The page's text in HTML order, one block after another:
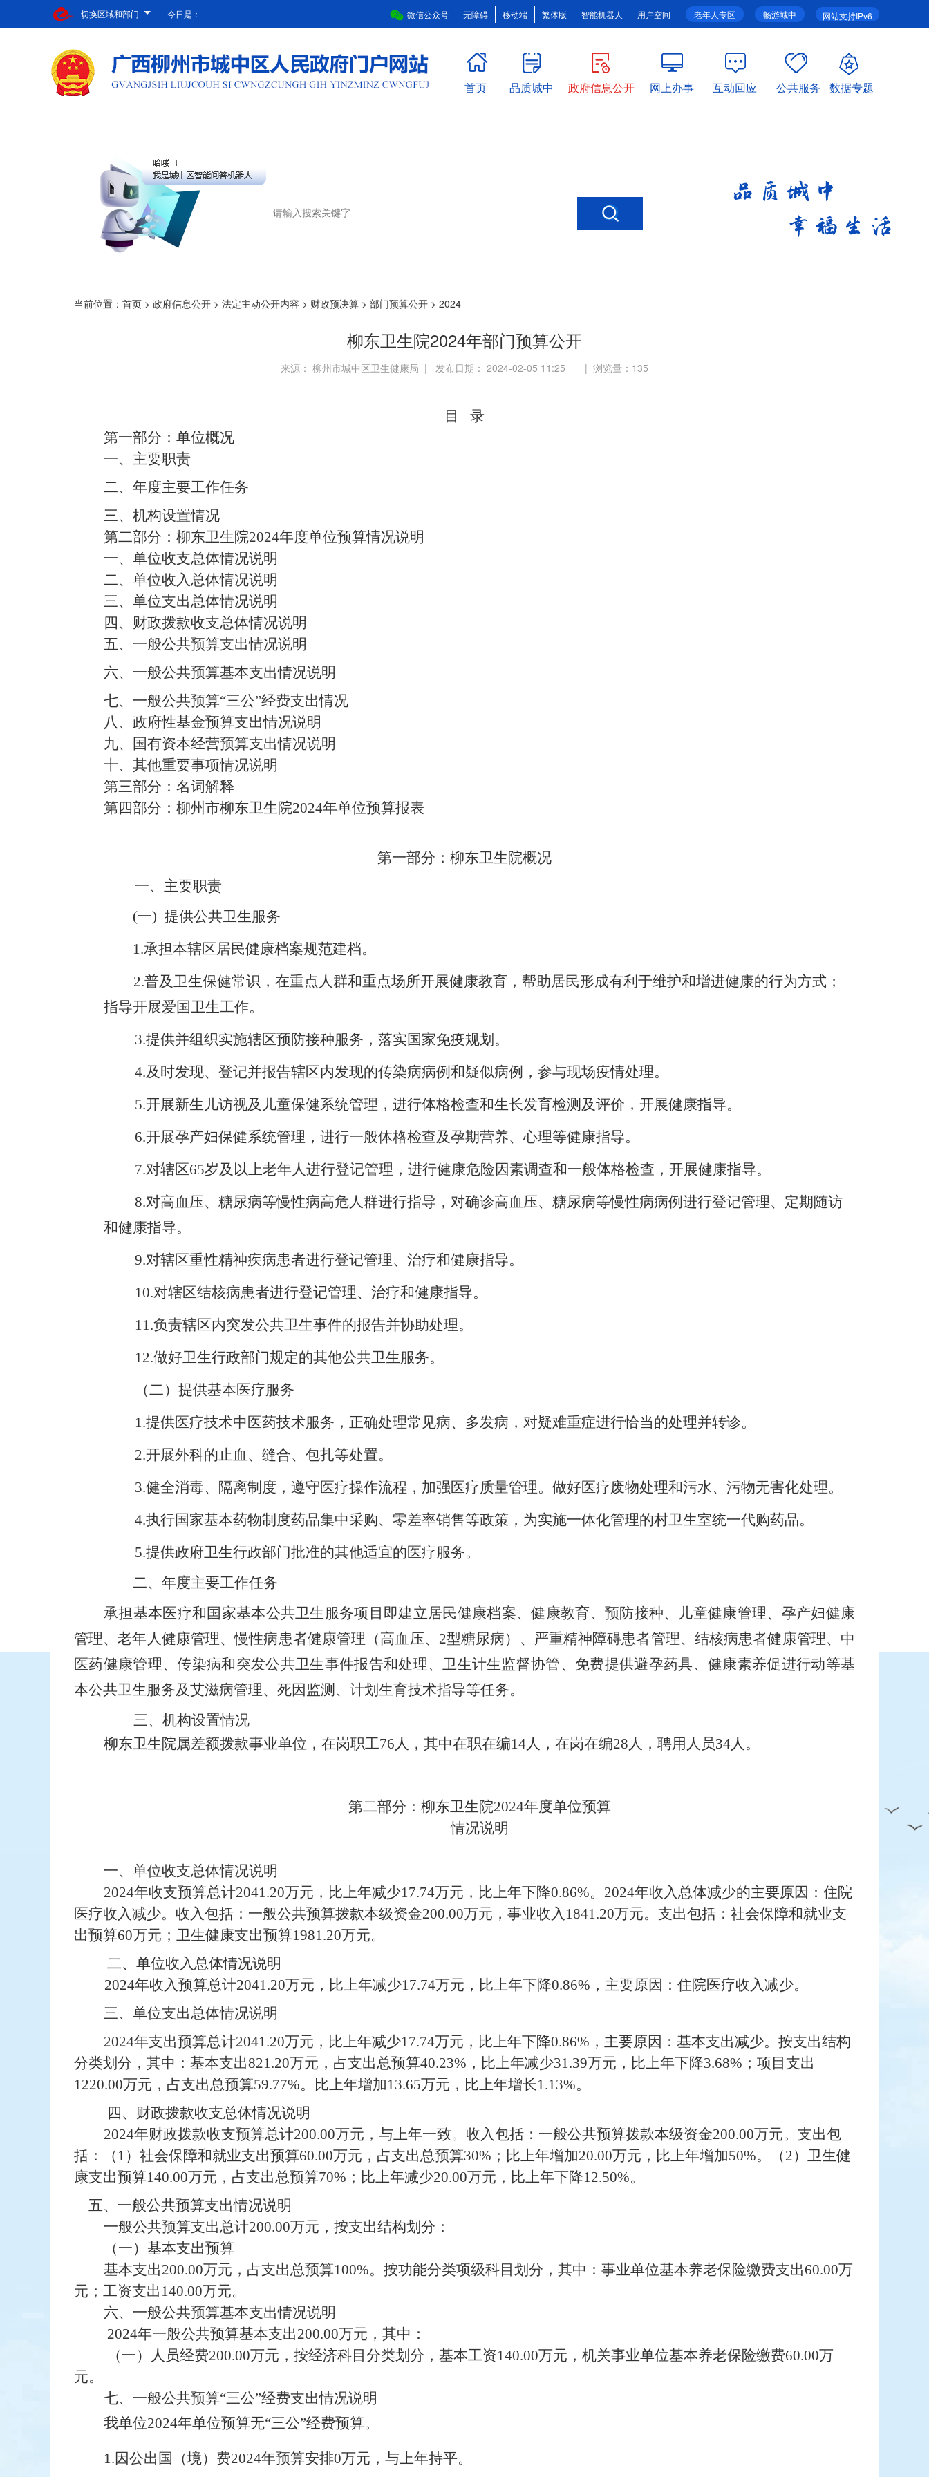
切换区域和部门 网站支持IPv6
畅游城中
老年人专区
微信公众号 无障碍 移动端 繁体版 智能机器人 用户空间
今日是：
首页 品质城中 政府信息公开 网上办事 互动回应 公共服务 数据专题
当前位置： 首页 > 政府信息公开 > 法定主动公开内容 > 财政预决算 > 部门预算公开 > 2024
柳东卫生院2024年部门预算公开
来源： 柳州市城中区卫生健康局 | 发布日期： 2024-02-05 11:25 | 浏览量： 135
目
录
第一部分： 单位概况
一、 主要职责
二、 年度主要工作任务
三、 机构设置情况
第二部分 ：柳东卫生院2024年度单位预算情况说明
一、 单位收支总体情况说明
二、 单位收入总体情况说明
三、 单位支出总体情况说明
四、 财政拨款收支总体情况说明
五、 一般公共预算支出情况说明
六、 一般公共预算基本支出情况说明
七、一般公共预算“三公”经费支出情况
八、政府性基金预算支出情况说明
九、国有资本经营预算支出情况说明
十、其他重要事项情况说明
第三部分： 名词解释
第四部分：柳州市柳东卫生院2024年单位预算报表
第一部分：柳东卫生院概况
一、 主要职责
(一) 提供公共卫生服务
1.承担本辖区居民健康档案规范建档。
2.普及卫生保健常识，在重点人群和重点场所开展健康教育，帮助居民形成有利于维护和增进健康的行为方式；
指导开展爱国卫生工作。
3.提供并组织实施辖区预防接种服务，落实国家免疫规划。
4.及时发现、登记并报告辖区内发现的传染病病例和疑似病例，参与现场疫情处理。
5.开展新生儿访视及儿童保健系统管理，进行体格检查和生长发育检测及评价，开展健康指导。
6.开展孕产妇保健系统管理，进行一般体格检查及孕期营养、心理等健康指导。
7.对辖区65岁及以上老年人进行登记管理，进行健康危险因素调查和一般体格检查，开展健康指导。
8.对高血压、糖尿病等慢性病高危人群进行指导，对确诊高血压、糖尿病等慢性病病例进行登记管理、定期随访
和健康指导。
9.对辖区重性精神疾病患者进行登记管理、治疗和健康指导。
10.对辖区结核病患者进行登记管理、治疗和健康指导。
11.负责辖区内突发公共卫生事件的报告并协助处理。
12.做好卫生行政部门规定的其他公共卫生服务。
（二）提供基本医疗服务
1.提供医疗技术中医药技术服务，正确处理常见病、多发病，对疑难重症进行恰当的处理并转诊。
2.开展外科的止血、缝合、包扎等处置。
3.健全消毒、隔离制度，遵守医疗操作流程，加强医疗质量管理。做好医疗废物处理和污水、污物无害化处理。
4.执行国家基本药物制度药品集中采购、零差率销售等政策，为实施一体化管理的村卫生室统一代购药品。
5.提供政府卫生行政部门批准的其他适宜的医疗服务。
二、年度主要工作任务
承担基本医疗和国家基本公共卫生服务项目即建立居民健康档案、健康教育、预防接种、儿童健康管理、孕产妇健康
管理、老年人健康管理、慢性病患者健康管理（高血压、 2型糖尿病）、严重精神障碍患者管理、结核病患者健康管理、中
医药健康管理、传染病和突发公共卫生事件报告和处理、卫生计生监督协管、免费提供避孕药具、健康素养促进行动等基
本公共卫生服务及艾滋病管理、死因监测、计划生育技术指导等任务。
三、 机构设置情况
柳东卫生院属差额拨款事业单位，在岗职工76人，其中在职在编14人，在岗在编28人，聘用人员34人。
第二部分：柳东卫生院2024年度单位预算
情况说明
一、 单位收支总体情况说明
2024年收支预算总计2041.20万元 ，比上年减少17.74万元， 比上年下降0.86%。 2024年收入总体减少的主要原因： 住院
医疗收入减少。 收入包括： 一般公共预算拨款本级资金200.00万元 ，事业收入 1841.20万元。 支出包括： 社会保障和就业支
出预算60万元；卫生健康支出预算1981.20万元。
二、单位收入总体情况说明
2024年收入预算总计2041.20万元，比上年减少17.74万元，比上年下降0.86% ，主要原因：住院医疗收入减少。
三、 单位支出总体情况说明
2024年支出预算总计2041.20万元，比上年减少17.74万元，比上年下降0.86% ，主要原因：基本支出减少。 按支出结构
分类划分， 其中： 基本支出821.20万元，占支出总预算40.23% ， 比上年减少31.39万元， 比上年下降3.68% ； 项目支出
1220.00万元，占支出总预算59.77%。 比上年增加13.65万元， 比上年增长1.13%。
四、 财政拨款收支总体情况说明
2024年财政拨款收支预算总计200.00万元 ，与上年一致。 收入包括： 一般公共预算拨款本级资金200.00万元。 支出包
括：
（ 1）社会保障和就业支出预算60.00万元，占支出总预算30% ； 比上年增加20.00万元， 比上年增加50%。（2）卫生健
康支出预算140.00万元，占支出总预算70% ； 比上年减少20.00万元， 比上年下降12.50%。
五、一般公共预算支出情况说明
一般公共预算支出总计200.00万元，按支出结构划分：
（一）基本支出预算
基本支出200.00万元，占支出总预算100%。 按功能分类项级科目划分，其中：事业单位基本养老保险缴费支出60.00万
元；工资支出 140.00万元。
六、一般公共预算基本支出情况说明
2024年一般公共预算基本支出200.00万元，其中：
（一）
人员经费200.00万元，按经济科目分类划分，基本工资140.00万元，机关事业单位基本养老保险缴费60.00万
元。
七、 一般公共预算“三公”经费支出情况说明
我单位2024年单位预算无“三公”经费预算。
1.因公出国（境）费2024年预算安排0万元， 与上年持平。